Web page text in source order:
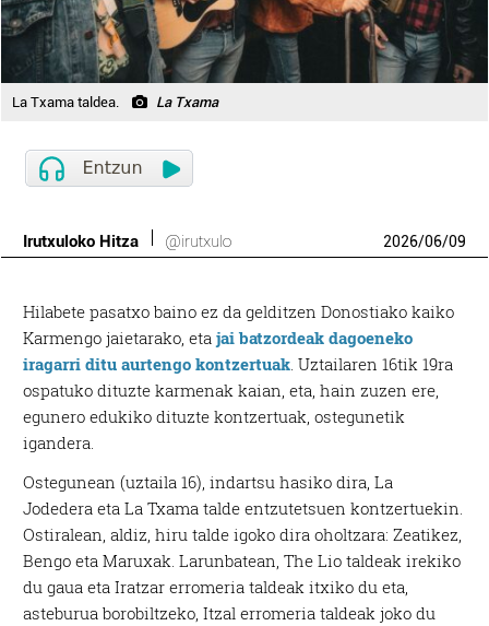
La Txama taldea. La Txama
Irutxuloko Hitza @irutxulo 2026/06/09
Hilabete pasatxo baino ez da gelditzen Donostiako kaiko
Karmengo jaietarako, eta jai batzordeak dagoeneko
iragarri ditu aurtengo kontzertuak . Uztailaren 16tik 19ra
ospatuko dituzte karmenak kaian, eta, hain zuzen ere,
egunero edukiko dituzte kontzertuak, ostegunetik
igandera.
Ostegunean (uztaila 16), indartsu hasiko dira, La
Jodedera eta La Txama talde entzutetsuen kontzertuekin.
Ostiralean, aldiz, hiru talde igoko dira oholtzara: Zeatikez,
Bengo eta Maruxak. Larunbatean, The Lio taldeak irekiko
du gaua eta Iratzar erromeria taldeak itxiko du eta,
asteburua borobiltzeko, Itzal erromeria taldeak joko du